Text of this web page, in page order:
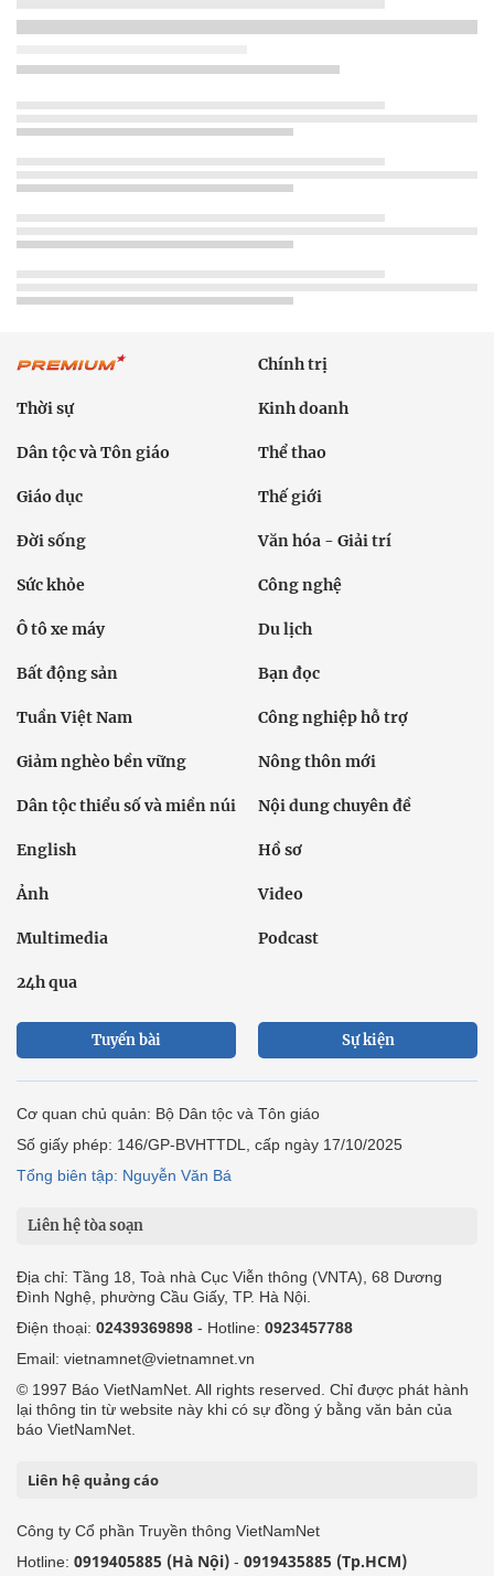
Chính trị
Thời sự Kinh doanh
Dân tộc và Tôn giáo Thể thao
Giáo dục Thế giới
Đời sống Văn hóa - Giải trí
Sức khỏe Công nghệ
Ô tô xe máy Du lịch
Bất động sản Bạn đọc
Tuần Việt Nam Công nghiệp hỗ trợ
Giảm nghèo bền vững Nông thôn mới
Dân tộc thiểu số và miền núi Nội dung chuyên đề
English Hồ sơ
Ảnh Video
Multimedia Podcast
24h qua
Tuyến bài Sự kiện
Cơ quan chủ quản: Bộ Dân tộc và Tôn giáo
Số giấy phép: 146/GP-BVHTTDL, cấp ngày 17/10/2025
Tổng biên tập: Nguyễn Văn Bá
Liên hệ tòa soạn
Địa chỉ: Tầng 18, Toà nhà Cục Viễn thông (VNTA), 68 Dương
Đình Nghệ, phường Cầu Giấy, TP. Hà Nội.
Điện thoại: 02439369898 - Hotline: 0923457788
Email: vietnamnet@vietnamnet.vn
© 1997 Báo VietNamNet. All rights reserved. Chỉ được phát hành
lại thông tin từ website này khi có sự đồng ý bằng văn bản của
báo VietNamNet.
Liên hệ quảng cáo
Công ty Cổ phần Truyền thông VietNamNet
Hotline: 0919405885 (Hà Nội) - 0919435885 (Tp.HCM)